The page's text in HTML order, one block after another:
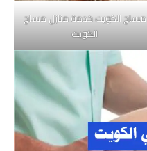
مساج الكويت خدمة منازل مساج
الكويت